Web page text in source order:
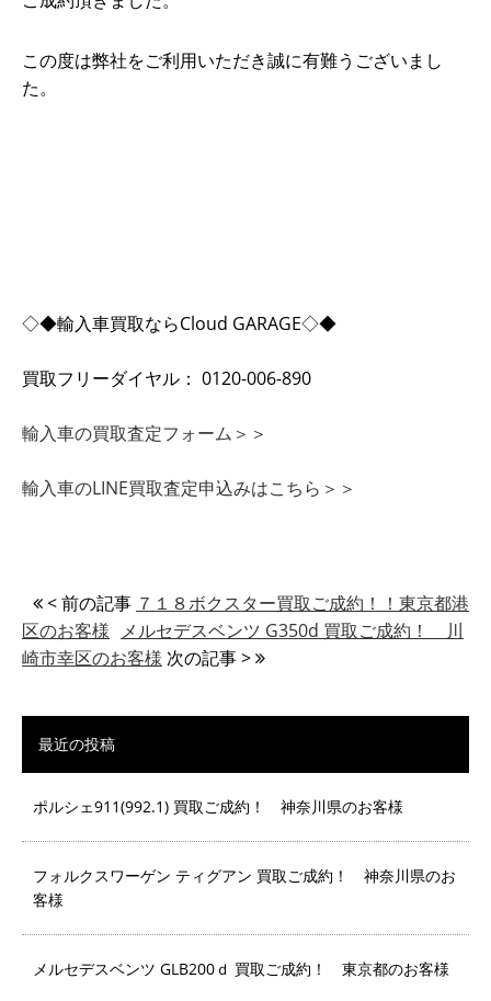
この度は弊社をご利用いただき誠に有難うございまし
た。
◇◆輸入車買取ならCloud GARAGE◇◆
買取フリーダイヤル： 0120-006-890
輸入車の買取査定フォーム＞＞
輸入車のLINE買取査定申込みはこちら＞＞
< 前の記事 ７１８ボクスター買取ご成約！！東京都港
区のお客様 メルセデスベンツ G350d 買取ご成約！ 川
崎市幸区のお客様 次の記事 >
最近の投稿
ポルシェ911(992.1) 買取ご成約！ 神奈川県のお客様
フォルクスワーゲン ティグアン 買取ご成約！ 神奈川県のお
客様
メルセデスベンツ GLB200ｄ 買取ご成約！ 東京都のお客様